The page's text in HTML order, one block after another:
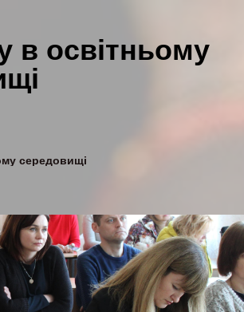
в освітньому
середовищі